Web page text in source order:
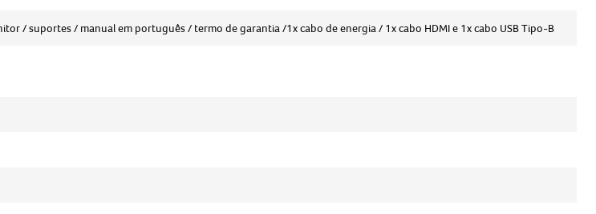
/ suportes / manual em português / termo de garantia /1x cabo de energia / 1x cabo HDMI e 1x cabo USB Tipo-B